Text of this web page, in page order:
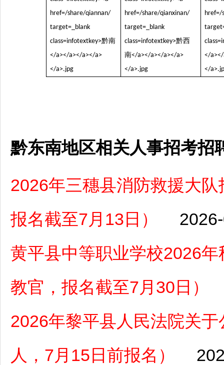
黔东南地区相关人事招考招
2026年三穗县消防救援大
报名截至7月13日）
黄平县中等职业学校2026
教官，报名截至7月30日）
2026年黎平县人民法院关
人，7月15日前报名）